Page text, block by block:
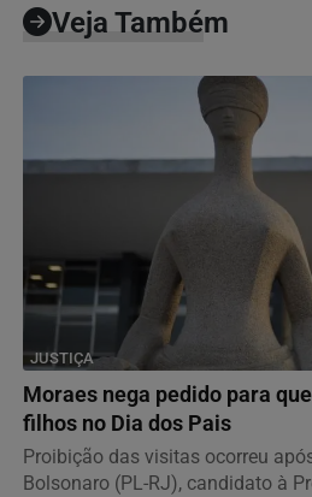
Veja Também
JUSTIÇA
Moraes nega pedido para
filhos no Dia dos Pais
Proibição das visitas ocorreu
Bolsonaro (PL-RJ), candidato à